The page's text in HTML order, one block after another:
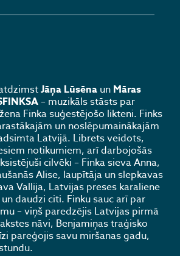
Jāņa Lūsēna un Māras
– muzikāls stāsts par
Finka suģestējošo likteni. Finks
un noslēpumainākajām
Latvijā. Librets veidots,
notikumiem, arī darbojošās
cilvēki – Finka sieva Anna,
Alise, laupītāja un slepkavas
Vallija, Latvijas preses karaliene
daudzi citi. Finku sauc arī par
– viņš paredzējis Latvijas pirmā
nāvi, Benjamiņas traģisko
pareģojis savu miršanas gadu,